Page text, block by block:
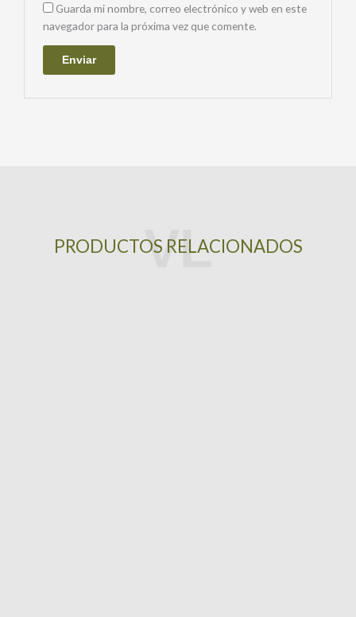
Guarda mi nombre, correo electrónico y web en este
navegador para la próxima vez que comente.
PRODUCTOS RELACIONADOS